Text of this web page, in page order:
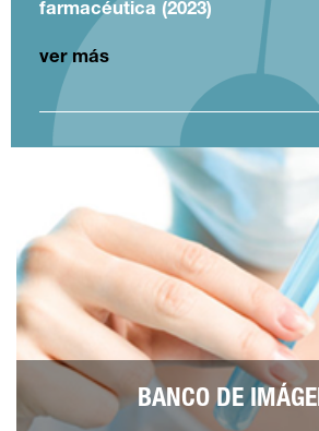
farmacéutica (2023)
ver más
BANCO DE